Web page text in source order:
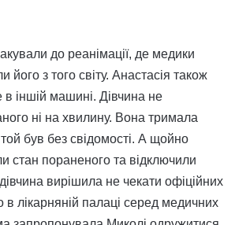
до реанімації, де медики
його з того світу. Анастасія також
в іншій машині. Дівчина не
ні на хвилину. Вона тримала
був без свідомості. А щойно
стан пораненого та відключили
вирішила не чекати офіційних
лікарняній палаці серед медичних